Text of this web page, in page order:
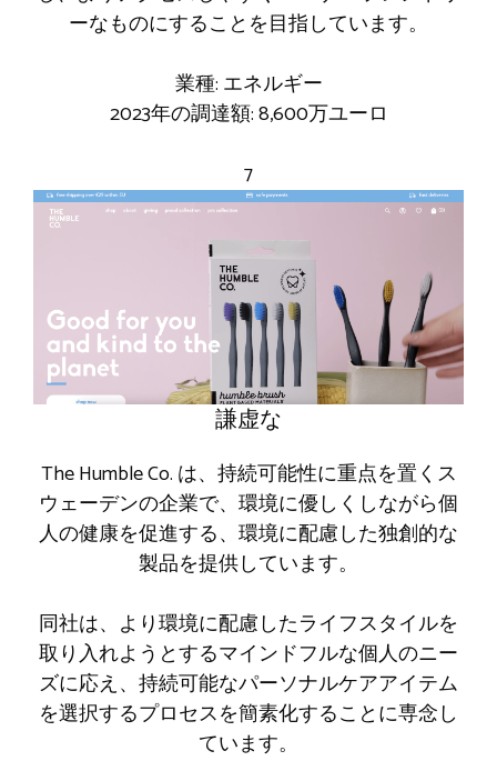
ーなものにすることを目指しています。
業種: エネルギー
2023年の調達額: 8,600万ユーロ
7
謙虚な
The Humble Co. は、持続可能性に重点を置くス
ウェーデンの企業で、環境に優しくしながら個
人の健康を促進する、環境に配慮した独創的な
製品を提供しています。
同社は、より環境に配慮したライフスタイルを
取り入れようとするマインドフルな個人のニー
ズに応え、持続可能なパーソナルケアアイテム
を選択するプロセスを簡素化することに専念し
ています。